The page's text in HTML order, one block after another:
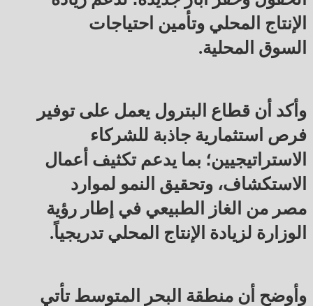
الإنتاج المحلي وتأمين احتياجات
السوق المحلية.
وأكد أن قطاع البترول يعمل على توفير
فرص استثمارية جاذبة للشركاء
الاستراتيجيين؛ بما يدعم تكثيف أعمال
الاستكشاف، وتحقيق النمو لموارد
مصر من الغاز الطبيعي في إطار رؤية
الوزارة لزيادة الإنتاج المحلي تدريجياً.
وأوضح أن منطقة البحر المتوسط تأتي